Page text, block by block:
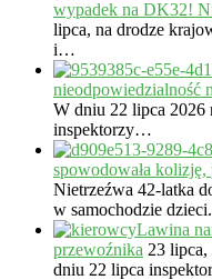
wypadek na DK32!
lipca, na drodze
i…
nieodpowiedzialność
W dniu 22 lipca 2026
inspektorzy…
spowodowała
Nietrzeźwa 42-latka
w samochodzie
Lawina
przewoźnika 23 lipca,
dniu 22 lipca